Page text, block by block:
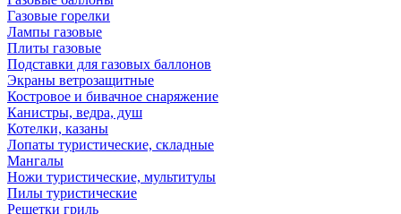
Газовые горелки
Лампы газовые
Плиты газовые
Подставки для газовых баллонов
Экраны ветрозащитные
Костровое и бивачное снаряжение
Канистры, ведра, душ
Котелки, казаны
Лопаты туристические, складные
Мангалы
Ножи туристические, мультитулы
Пилы туристические
Решетки гриль